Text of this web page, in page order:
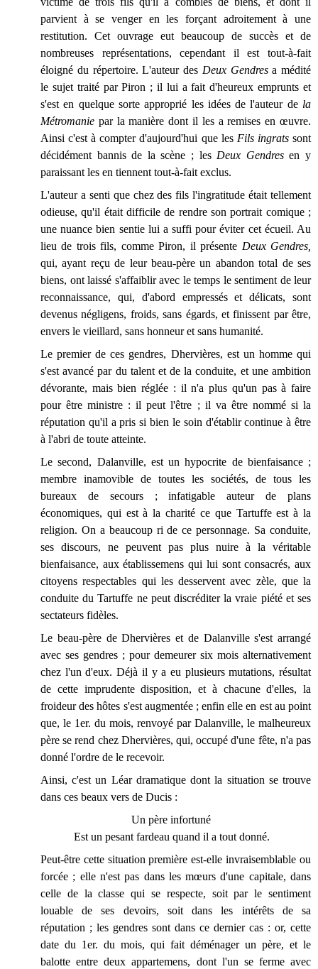
parvient à se venger en les forçant adroitement à une
restitution. Cet ouvrage eut beaucoup de succès et de
nombreuses représentations, cependant il est tout-à-fait
éloigné du répertoire. L'auteur des Deux Gendresa médité
le sujet traité par Piron ; il lui a fait d'heureux emprunts et
s'est en quelque sorte approprié les idées de l'auteur de la
Métromanie par la manière dont il les a remises en œuvre.
Ainsi c'est à compter d'aujourd'hui que les Fils ingratssont
décidément bannis de la scène ; les Deux Gendresen y
paraissant les en tiennent tout-à-fait exclus.
L'auteur a senti que chez des fils l'ingratitude était tellement
odieuse, qu'il était difficile de rendre son portrait comique ;
une nuance bien sentie lui a suffi pour éviter cet écueil. Au
lieu de trois fils, comme Piron, il présente Deux Gendres,
qui, ayant reçu de leur beau-père un abandon total de ses
biens, ont laissé s'affaiblir avec le temps le sentiment de leur
reconnaissance, qui, d'abord empressés et délicats, sont
devenus négligens, froids, sans égards, et finissent par être,
envers le vieillard, sans honneur et sans humanité.
Le premier de ces gendres, Dhervières, est un homme qui
s'est avancé par du talent et de la conduite, et une ambition
dévorante, mais bien réglée : il n'a plus qu'un pas à faire
pour être ministre : il peut l'être ; il va être nommé si la
réputation qu'il a pris si bien le soin d'établir continue à être
à l'abri de toute atteinte.
Le second, Dalanville, est un hypocrite de bienfaisance ;
membre inamovible de toutes les sociétés, de tous les
bureaux de secours ; infatigable auteur de plans
économiques, qui est à la charité ce que Tartuffe est à la
religion. On a beaucoup ri de ce personnage. Sa conduite,
ses discours, ne peuvent pas plus nuire à la véritable
bienfaisance, aux établissemens qui lui sont consacrés, aux
citoyens respectables qui les desservent avec zèle, que la
conduite du Tartuffe ne peut discréditer la vraie piété et ses
sectateurs fidèles.
Le beau-père de Dhervières et de Dalanville s'est arrangé
avec ses gendres ; pour demeurer six mois alternativement
chez l'un d'eux. Déjà il y a eu plusieurs mutations, résultat
de cette imprudente disposition, et à chacune d'elles, la
froideur des hôtes s'est augmentée ; enfin elle en est au point
que, le 1er. du mois, renvoyé par Dalanville, le malheureux
père se rend chez Dhervières, qui, occupé d'une fête, n'a pas
donné l'ordre de le recevoir.
Ainsi, c'est un Léar dramatique dont la situation se trouve
dans ces beaux vers de Ducis :
Un père infortuné
Est un pesant fardeau quand il a tout donné.
Peut-être cette situation première est-elle invraisemblable ou
forcée ; elle n'est pas dans les mœurs d'une capitale, dans
celle de la classe qui se respecte, soit par le sentiment
louable de ses devoirs, soit dans les intérêts de sa
réputation ; les gendres sont dans ce dernier cas : or, cette
date du 1er. du mois, qui fait déménager un père, et le
balotte entre deux appartemens, dont l'un se ferme avec